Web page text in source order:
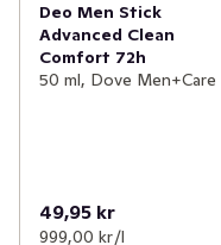
Deo Men Stick
Advanced Clean
Comfort 72h
50 ml, Dove Men+Care
49,95 kr
999,00 kr /l